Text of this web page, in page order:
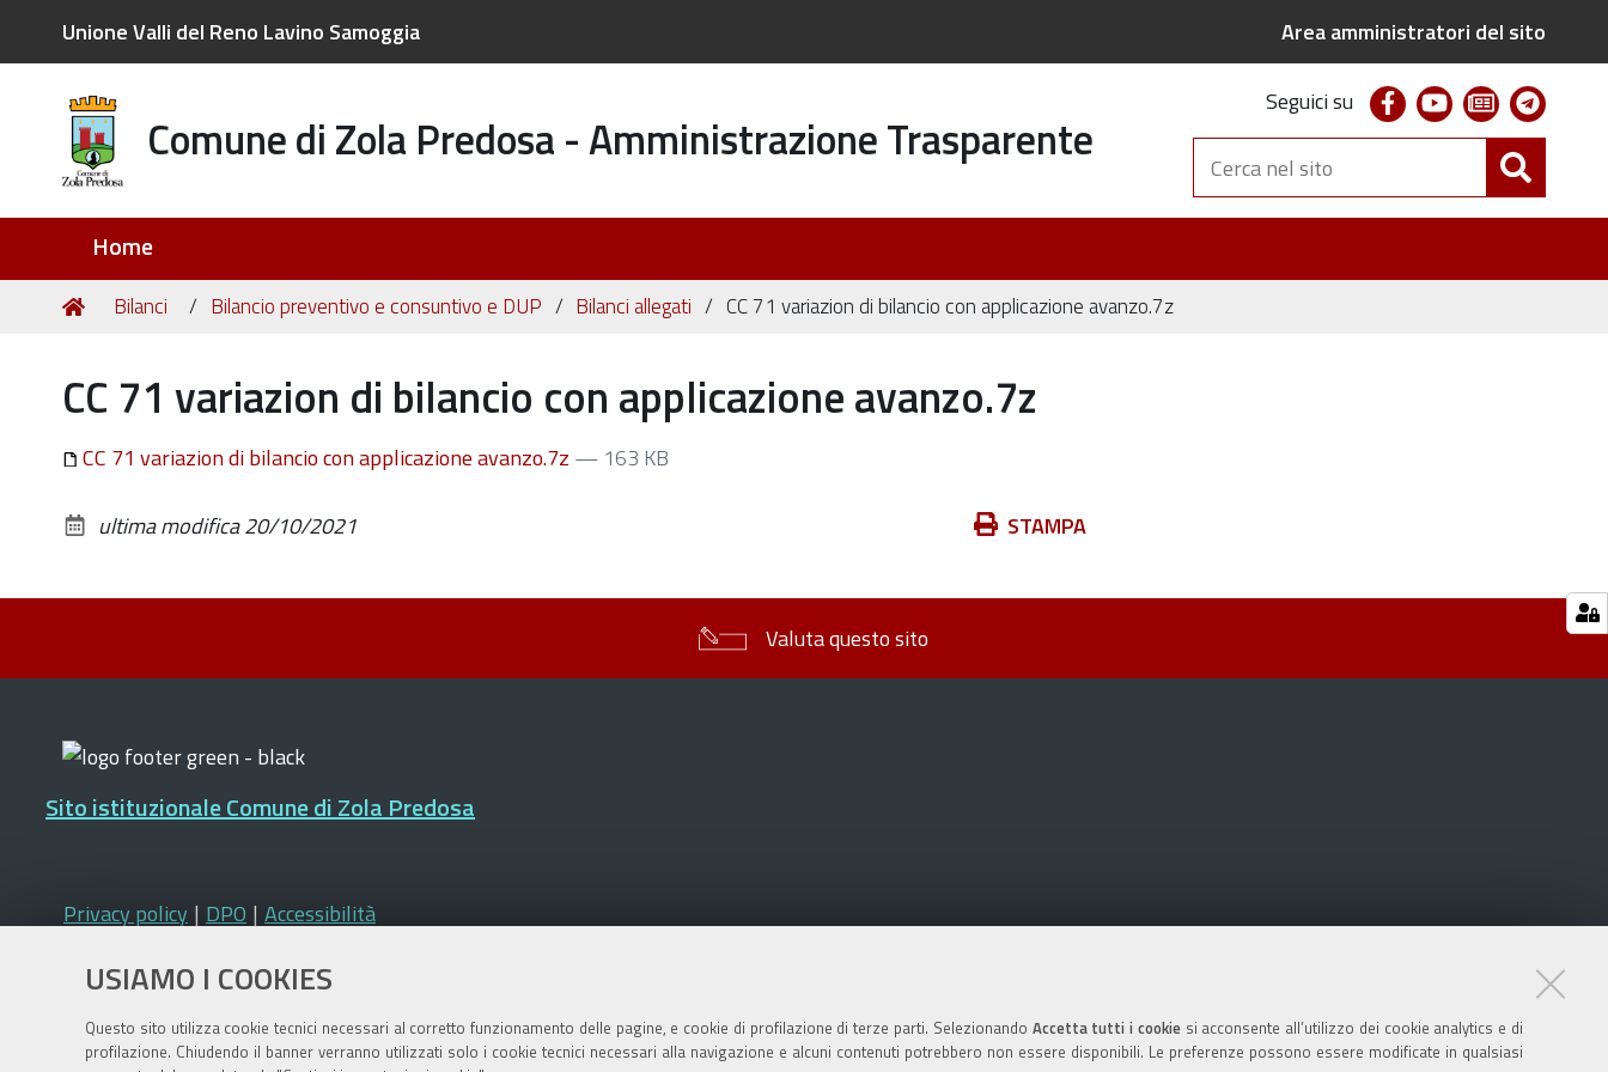
USIAMO I COOKIES
Questo sito utilizza cookie tecnici necessari al corretto funzionamento delle pagine, e cookie di profilazione di terze parti. Selezionando Accetta tutti i cookiesi acconsente all’utilizzo dei cookie analytics e di
profilazione. Chiudendo il banner verranno utilizzati solo i cookie tecnici necessari alla navigazione e alcuni contenuti potrebbero non essere disponibili. Le preferenze possono essere modificate in qualsiasi
Unione Valli del Reno Lavino Samoggia Area amministratori del sito
Comune di Zola Predosa - Amministrazione Trasparente
Seguici su facebookyoutubenewsletter
Cerca
nel
sito
Home
Tu
Home
Bilanci Bilancio preventivo e consuntivo e DUP Bilanci allegati CC 71 variazion di bilancio con applicazione avanzo.7z
CC 71 variazion di bilancio con applicazione avanzo.7z
CC 71 variazion di bilancio con applicazione avanzo.7z — 163 KB
Azioni STAMPA
ultima modifica20/10/2021
Valuta questo sito
Sito istituzionale Comune di Zola Predosa
Privacy policy | DPO | Accessibilità